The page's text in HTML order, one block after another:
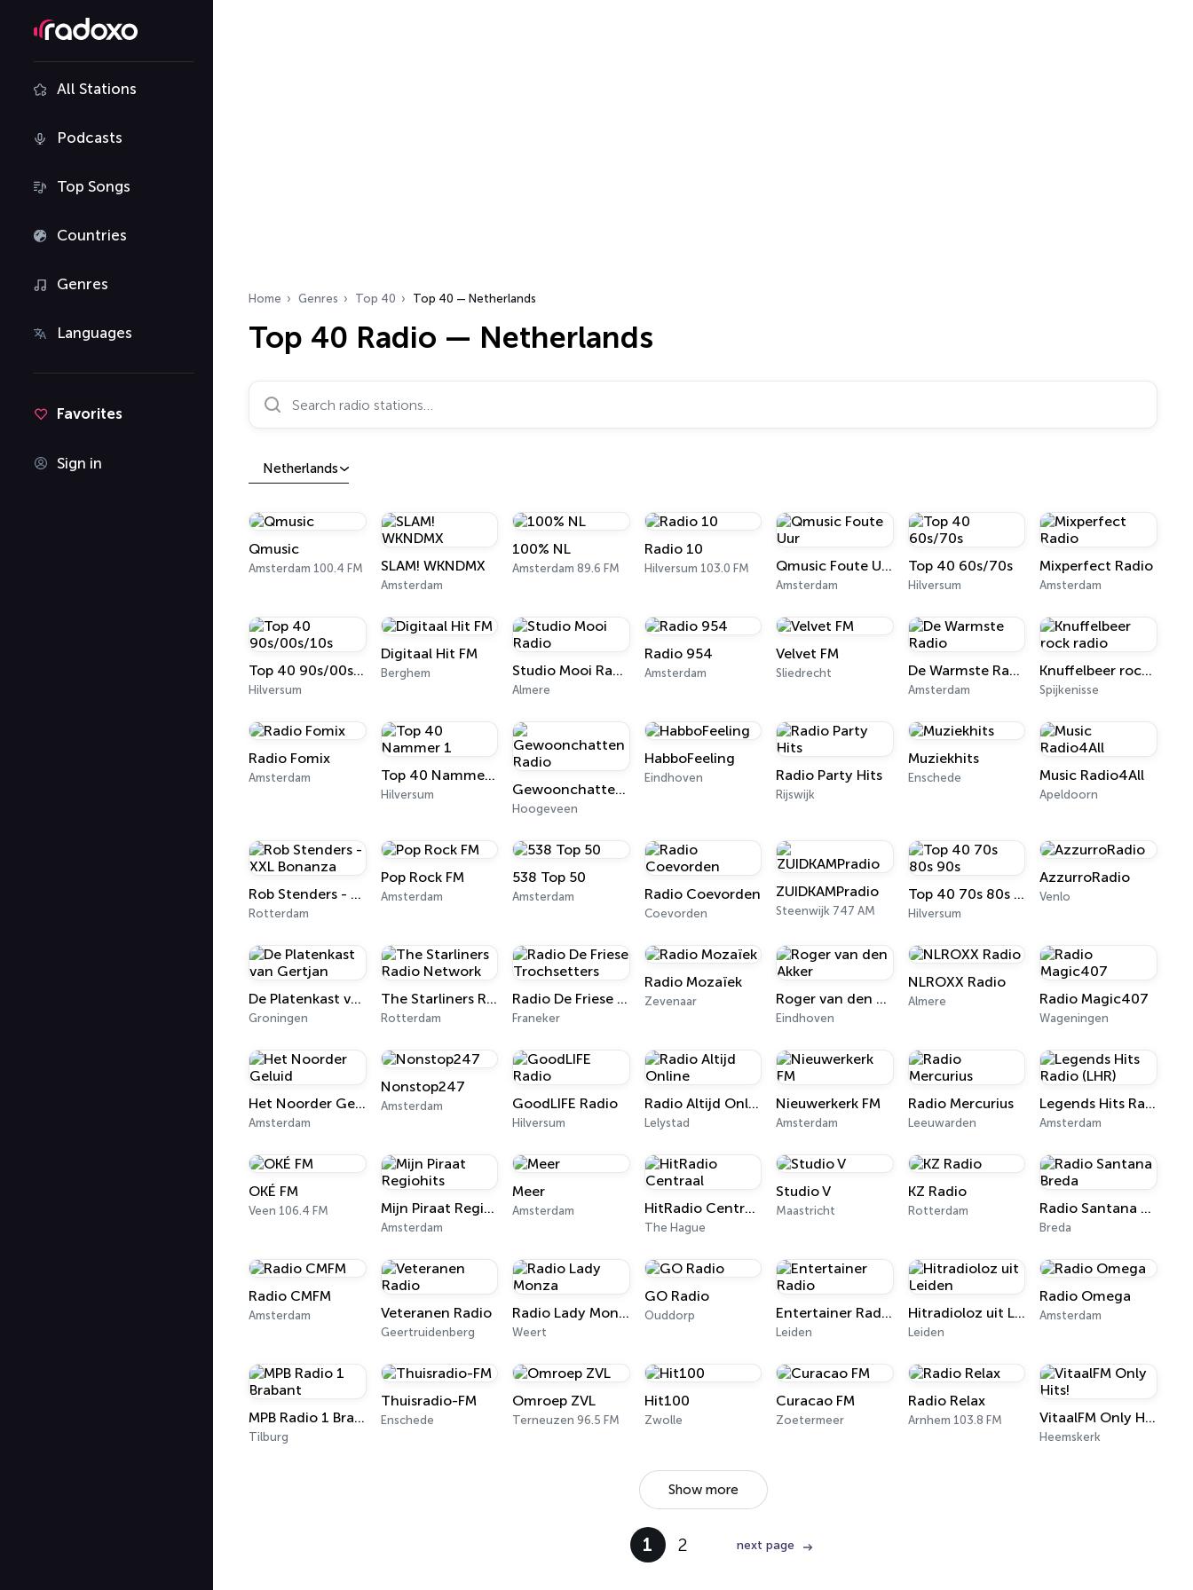
All Stations
Podcasts
Top Songs
Countries
Genres
Languages
Favorites
Sign in
Home Genres Top 40 Top 40 — Netherlands
Top 40 Radio — Netherlands
Search radio stations…
Netherlands
Qmusic
Amsterdam 100.4 FM SLAM! WKNDMX
Amsterdam
100% NL
Amsterdam 89.6 FM
Radio 10
Hilversum 103.0 FM Qmusic Foute Uur
Amsterdam
Top 40 60s/70s
Hilversum
Mixperfect Radio
Amsterdam
Top 40 90s/00s/10s
Hilversum
Digitaal Hit FM
Berghem Studio Mooi Radio
Almere
Radio 954
Amsterdam
Velvet FM
Sliedrecht De Warmste Radio
Amsterdam
Knuffelbeer rock radio
Spijkenisse
Radio Fomix
Amsterdam Top 40 Nammer 1
Hilversum Gewoonchatten Radio
Hoogeveen
HabboFeeling
Eindhoven Radio Party Hits
Rijswijk
Muziekhits
Enschede Music Radio4All
Apeldoorn
Rob Stenders - XXL Bonanza
Rotterdam
Pop Rock FM
Amsterdam
538 Top 50
Amsterdam Radio Coevorden
Coevorden
ZUIDKAMPradio
Steenwijk 747 AM
Top 40 70s 80s 90s
Hilversum
AzzurroRadio
Venlo
De Platenkast van Gertjan
Groningen
The Starliners Radio Network
Rotterdam
Radio De Friese Trochsetters
Franeker
Radio Mozaïek
Zevenaar Roger van den Akker
Eindhoven
NLROXX Radio
Almere Radio Magic407
Wageningen
Het Noorder Geluid
Amsterdam
Nonstop247
Amsterdam GoodLIFE Radio
Hilversum
Radio Altijd Online
Lelystad
Nieuwerkerk FM
Amsterdam
Radio Mercurius
Leeuwarden
Legends Hits Radio (LHR)
Amsterdam
OKÉ FM
Veen 106.4 FM Mijn Piraat Regiohits
Amsterdam
Meer
Amsterdam HitRadio Centraal
The Hague
Studio V
Maastricht
KZ Radio
Rotterdam Radio Santana Breda
Breda
Radio CMFM
Amsterdam Veteranen Radio
Geertruidenberg
Radio Lady Monza
Weert
GO Radio
Ouddorp Entertainer Radio
Leiden
Hitradioloz uit Leiden
Leiden
Radio Omega
Amsterdam
MPB Radio 1 Brabant
Tilburg
Thuisradio-FM
Enschede
Omroep ZVL
Terneuzen 96.5 FM
Hit100
Zwolle
Curacao FM
Zoetermeer
Radio Relax
Arnhem 103.8 FM VitaalFM Only Hits!
Heemskerk
Show more
1 2 next page